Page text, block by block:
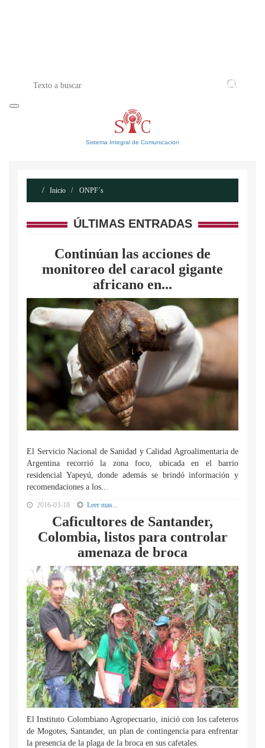
Sistema Integral de Comunicacion
Inicio ONPF´s
ÚLTIMAS ENTRADAS
Continúan las acciones de
monitoreo del caracol gigante
africano en...
El Servicio Nacional de Sanidad y Calidad Agroalimentaria de
Argentina recorrió la zona foco, ubicada en el barrio
residencial Yapeyú, donde además se brindó información y
recomendaciones a los...
2016-03-18 Leer mas...
Caficultores de Santander,
Colombia, listos para controlar
amenaza de broca
El Instituto Colombiano Agropecuario, inició con los cafeteros
de Mogotes, Santander, un plan de contingencia para enfrentar
la presencia de la plaga de la broca en sus cafetales.